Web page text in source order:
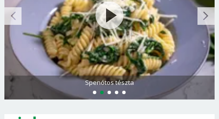
Spenótos tészta